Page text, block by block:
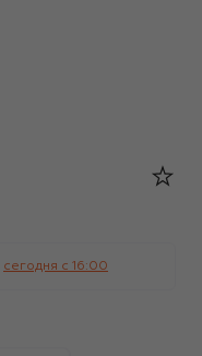
сегодня c 16:00